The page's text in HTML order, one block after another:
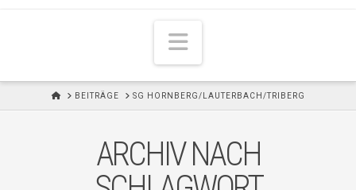
N
a
v
i
a
t
H
BEITRÄGE SG HORNBERG/LAUTERBACH/TRIBERG
ARCHIV NACH